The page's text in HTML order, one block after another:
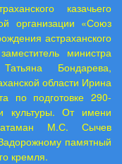
казачьего
организации «Союз
астраханского
министра
Бондарева,
области Ирина
по подготовке 290-
культуры. От имени
атаман М.С. Сычев
памятный
кремля.